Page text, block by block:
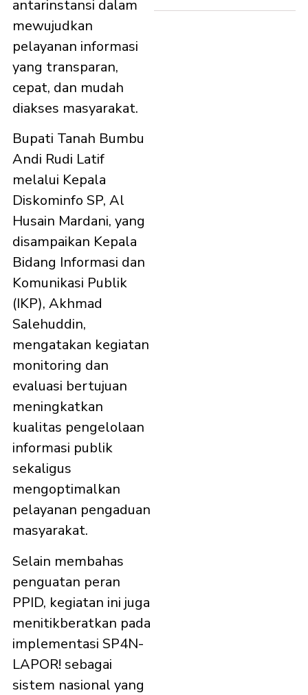
antarinstansi dalam
mewujudkan
pelayanan informasi
yang transparan,
cepat, dan mudah
diakses masyarakat.
Bupati Tanah Bumbu
Andi Rudi Latif
melalui Kepala
Diskominfo SP, Al
Husain Mardani, yang
disampaikan Kepala
Bidang Informasi dan
Komunikasi Publik
(IKP), Akhmad
Salehuddin,
mengatakan kegiatan
monitoring dan
evaluasi bertujuan
meningkatkan
kualitas pengelolaan
informasi publik
sekaligus
mengoptimalkan
pelayanan pengaduan
masyarakat.
Selain membahas
penguatan peran
PPID, kegiatan ini juga
menitikberatkan pada
implementasi SP4N-
LAPOR! sebagai
sistem nasional yang